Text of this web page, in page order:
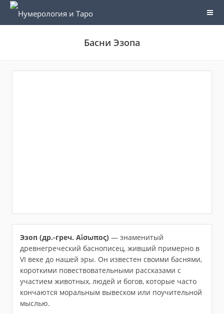
Басни Эзопа
Эзоп (др.-греч. Αἴσωπος) — знаменитый
древнегреческий баснописец, живший примерно в
VI веке до нашей эры. Он известен своими баснями,
короткими повествовательными рассказами с
участием животных, людей и богов, которые часто
кончаются моральным вывеском или поучительной
мыслью.